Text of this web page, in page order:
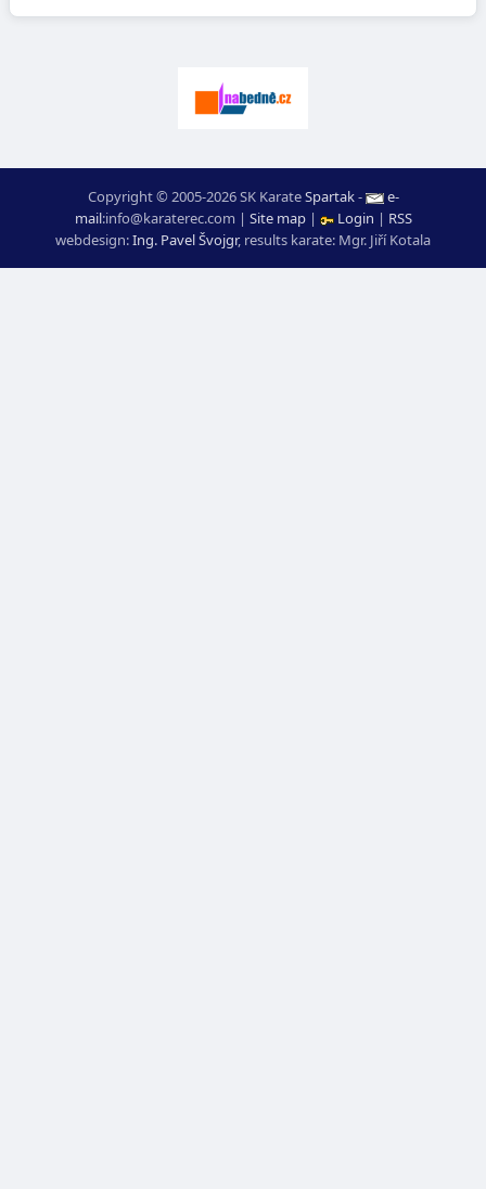
Copyright © 2005-2026 SK KarateSpartak-
e-
mail:moc.ceretarak@ofni | Site map| Login | RSS
webdesign:Ing. Pavel Švojgr, results karate: Mgr. Jiří Kotala